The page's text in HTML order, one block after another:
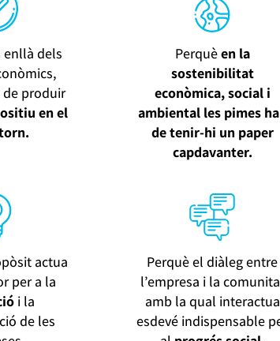
enllà dels
de produir
en el
Perquèen la
sostenibilitat
econòmica, social i
ambiental les pimes
de tenir-hi un paper
capdavanter.
actua
per a la
i la
de les
Perquè el diàleg entre
l’empresa i la
amb la qual interactua
esdevé indispensable